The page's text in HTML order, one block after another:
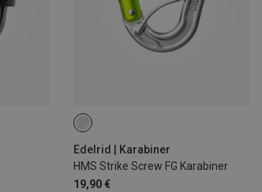
Edelrid | Karabiner
HMS Strike Screw FG Karabiner
19,90 €